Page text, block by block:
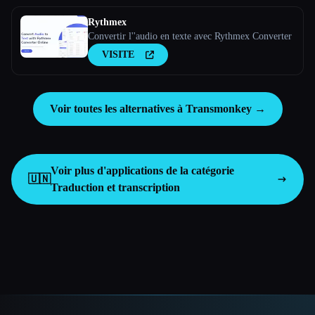
Rythmex
Convertir l''audio en texte avec Rythmex Converter
VISITE
Voir toutes les alternatives à Transmonkey →
🇺🇳
Voir plus d'applications de la catégorie
Traduction et transcription